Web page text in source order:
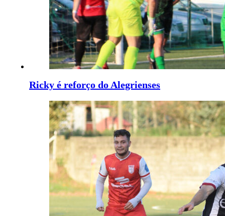
Ricky é reforço do Alegrienses